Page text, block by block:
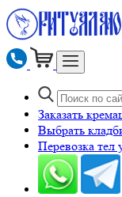
Заказать
Выбрать
Перевозка